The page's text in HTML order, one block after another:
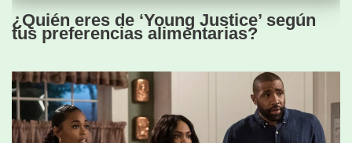
¿Quién eres de ‘Young Justice’ según
tus preferencias alimentarias?